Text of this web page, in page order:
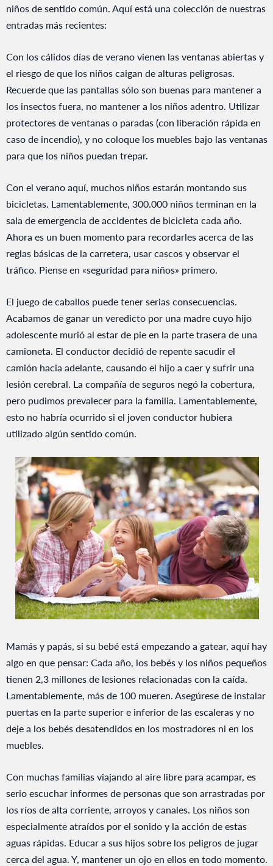
niños de sentido común. Aquí está una colección de nuestras
entradas más recientes:
Con los cálidos días de verano vienen las ventanas abiertas y
el riesgo de que los niños caigan de alturas peligrosas.
Recuerde que las pantallas sólo son buenas para mantener a
los insectos fuera, no mantener a los niños adentro. Utilizar
protectores de ventanas o paradas (con liberación rápida en
caso de incendio), y no coloque los muebles bajo las ventanas
para que los niños puedan trepar.
Con el verano aquí, muchos niños estarán montando sus
bicicletas. Lamentablemente, 300.000 niños terminan en la
sala de emergencia de accidentes de bicicleta cada año.
Ahora es un buen momento para recordarles acerca de las
reglas básicas de la carretera, usar cascos y observar el
tráfico. Piense en «seguridad para niños» primero.
El juego de caballos puede tener serias consecuencias.
Acabamos de ganar un veredicto por una madre cuyo hijo
adolescente murió al estar de pie en la parte trasera de una
camioneta. El conductor decidió de repente sacudir el
camión hacia adelante, causando el hijo a caer y sufrir una
lesión cerebral. La compañía de seguros negó la cobertura,
pero pudimos prevalecer para la familia. Lamentablemente,
esto no habría ocurrido si el joven conductor hubiera
utilizado algún sentido común.
Mamás y papás, si su bebé está empezando a gatear, aquí hay
algo en que pensar: Cada año, los bebés y los niños pequeños
tienen 2,3 millones de lesiones relacionadas con la caída.
Lamentablemente, más de 100 mueren. Asegúrese de instalar
puertas en la parte superior e inferior de las escaleras y no
deje a los bebés desatendidos en los mostradores ni en los
muebles.
Con muchas familias viajando al aire libre para acampar, es
serio escuchar informes de personas que son arrastradas por
los ríos de alta corriente, arroyos y canales. Los niños son
especialmente atraídos por el sonido y la acción de estas
aguas rápidas. Educar a sus hijos sobre los peligros de jugar
cerca del agua. Y, mantener un ojo en ellos en todo momento.